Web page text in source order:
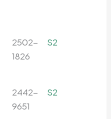
2502-
1826
S2
2442-
9651
S2